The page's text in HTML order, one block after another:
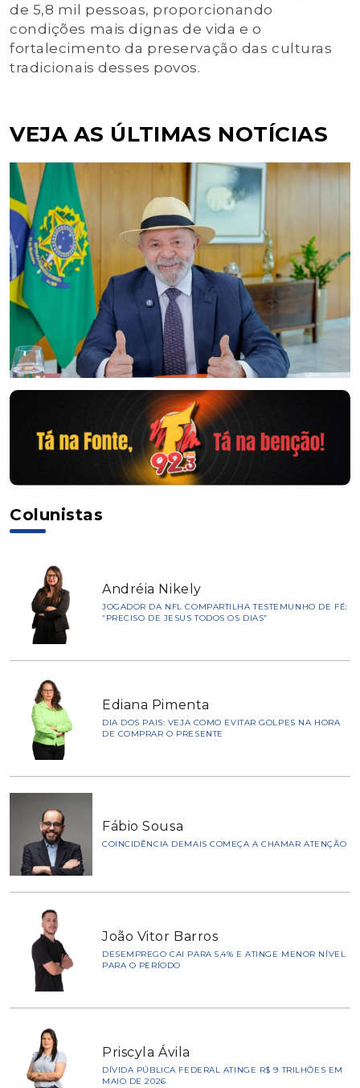
de 5,8 mil pessoas, proporcionando
condições mais dignas de vida e o
fortalecimento da preservação das culturas
tradicionais desses povos.
VEJA AS ÚLTIMAS NOTÍCIAS
Colunistas
Andréia Nikely
JOGADOR DA NFL COMPARTILHA TESTEMUNHO DE FÉ:
“PRECISO DE JESUS TODOS OS DIAS”
Ediana Pimenta
DIA DOS PAIS: VEJA COMO EVITAR GOLPES NA HORA
DE COMPRAR O PRESENTE
Fábio Sousa
COINCIDÊNCIA DEMAIS COMEÇA A CHAMAR ATENÇÃO
João Vitor Barros
DESEMPREGO CAI PARA 5,4% E ATINGE MENOR NÍVEL
PARA O PERÍODO
Priscyla Ávila
DÍVIDA PÚBLICA FEDERAL ATINGE R$ 9 TRILHÕES EM
MAIO DE 2026